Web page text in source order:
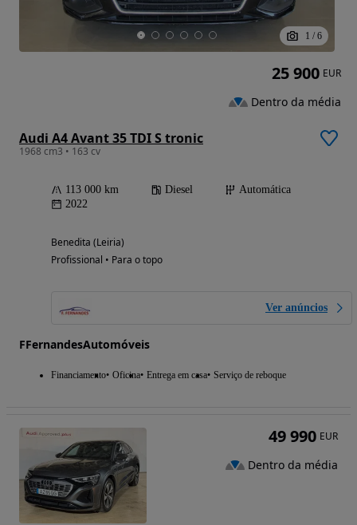
1 / 6
Audi A4 Avant 35 TDI S tronic
1968 cm3 • 163 cv
113 000 km Diesel
Automática
2022
Benedita (Leiria)
Profissional • Para o topo
Ver anúncios
FFernandesAutomóveis
Financiamento Oficina Entrega em casa Serviço de reboque
25 900 EUR
Dentro da média
49 990 EUR
Dentro da média